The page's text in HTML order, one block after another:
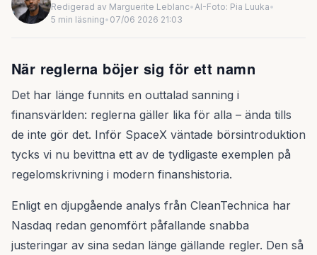
Redigerad av Marguerite Leblanc•AI-Foto: Pia Luuka•
5 min läsning• 07/06 2026 21:03
När reglerna böjer sig för ett namn
Det har länge funnits en outtalad sanning i
finansvärlden: reglerna gäller lika för alla – ända tills
de inte gör det. Inför SpaceX väntade börsintroduktion
tycks vi nu bevittna ett av de tydligaste exemplen på
regelomskrivning i modern finanshistoria.
Enligt en djupgående analys från CleanTechnica har
Nasdaq redan genomfört påfallande snabba
justeringar av sina sedan länge gällande regler. Den så